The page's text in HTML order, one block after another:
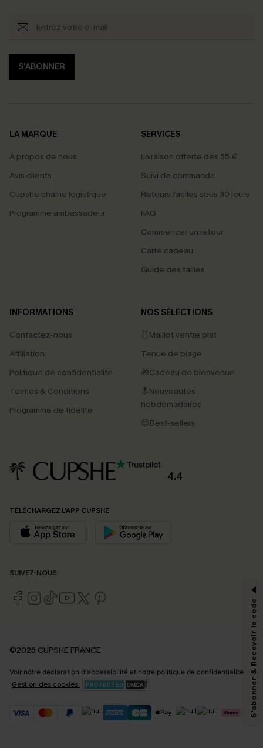
S'ABONNER
LA MARQUE
À propos de nous
Avis clients
Cupshe chaîne logistique
Programme ambassadeur
SERVICES
Livraison offerte dès 55 €
Suivi de commande
Retours faciles sous 30 jours
FAQ
Commencer un retour
Carte cadeau
Guide des tailles
INFORMATIONS
Contactez-nous
Affiliation
Politique de confidentialité
Termes & Conditions
Programme de fidélité
NOS SÉLECTIONS
🩱Maillot ventre plat
Tenue de plage
🎁Cadeau de bienvenue
🔝Nouveautés
hebdomadaires
😍Best-sellers
4.4
TÉLÉCHARGEZ L’APP CUPSHE
SUIVEZ-NOUS
©2026 CUPSHE FRANCE
Voir nôtre déclaration d'accessibilité et notre politique de confidentialité.
Gestion des cookies
*Un code par commande, valable une seule fois.
marketing (y compris du contenu généré par l'IA) de Cupshe et
pouvons utiliser les données collectées sur notre site ainsi que des
technologies de suivi, telles que des pixels intégrés à nos e-mails, afin de
produits susceptibles de vous intéresser, conformément à notre Politique de
confidentialité
. Vous pouvez vous désabonner à tout moment.
S'abonner & Recevoir le code